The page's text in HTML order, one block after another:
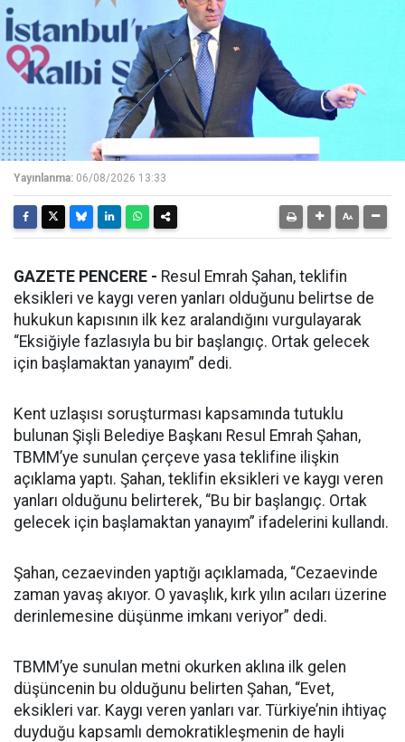
Yayınlanma: 06/08/2026 13:33
GAZETE PENCERE - Resul Emrah Şahan, teklifin
eksikleri ve kaygı veren yanları olduğunu belirtse de
hukukun kapısının ilk kez aralandığını vurgulayarak
“Eksiğiyle fazlasıyla bu bir başlangıç. Ortak gelecek
için başlamaktan yanayım” dedi.
Kent uzlaşısı soruşturması kapsamında tutuklu
bulunan Şişli Belediye Başkanı Resul Emrah Şahan,
TBMM’ye sunulan çerçeve yasa teklifine ilişkin
açıklama yaptı. Şahan, teklifin eksikleri ve kaygı veren
yanları olduğunu belirterek, “Bu bir başlangıç. Ortak
gelecek için başlamaktan yanayım” ifadelerini kullandı.
Şahan, cezaevinden yaptığı açıklamada, “Cezaevinde
zaman yavaş akıyor. O yavaşlık, kırk yılın acıları üzerine
derinlemesine düşünme imkanı veriyor” dedi.
TBMM’ye sunulan metni okurken aklına ilk gelen
düşüncenin bu olduğunu belirten Şahan, “Evet,
eksikleri var. Kaygı veren yanları var. Türkiye’nin ihtiyaç
duyduğu kapsamlı demokratikleşmenin de hayli